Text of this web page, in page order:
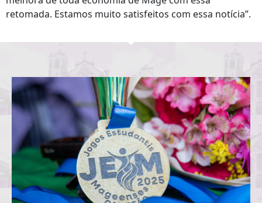
retomada. Estamos muito satisfeitos com essa notícia”.